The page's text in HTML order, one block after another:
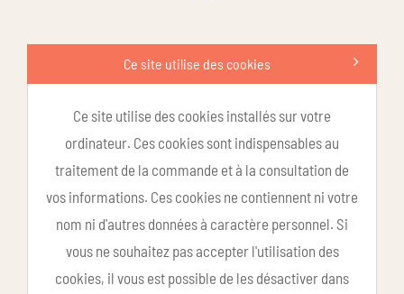
Ce site utilise des cookies
Ce site utilise des cookies installés sur votre
ordinateur. Ces cookies sont indispensables au
traitement de la commande et à la consultation de
vos informations. Ces cookies ne contiennent ni votre
nom ni d'autres données à caractère personnel. Si
vous ne souhaitez pas accepter l'utilisation des
cookies, il vous est possible de les désactiver dans